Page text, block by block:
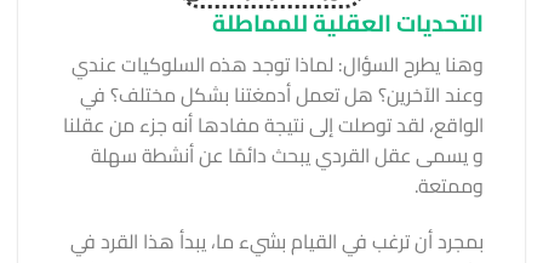
التحديات العقلية للمماطلة
وهنا يطرح السؤال: لماذا توجد هذه السلوكيات عندي
وعند الآخرين؟ هل تعمل أدمغتنا بشكل مختلف؟ في
الواقع، لقد توصلت إلى نتيجة مفادها أنه جزء من عقلنا
و يسمى عقل القردي يبحث دائمًا عن أنشطة سهلة
وممتعة.
بمجرد أن ترغب في القيام بشيء ما، يبدأ هذا القرد في